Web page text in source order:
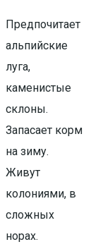
Предпочитает
альпийские
луга,
каменистые
склоны.
Запасает корм
на зиму.
Живут
колониями, в
сложных
норах.